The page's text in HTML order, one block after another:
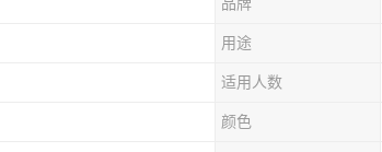
品牌
用途
适用人数
颜色